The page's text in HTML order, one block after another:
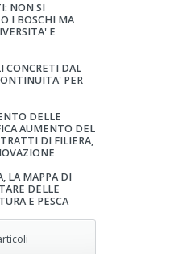
NON SI
I BOSCHI MA
E
CONCRETI DAL
PER
DELLE
AUMENTO DEL
DI FILIERA,
LA MAPPA DI
DELLE
E PESCA